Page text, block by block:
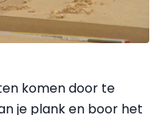
komen door te
je plank en boor het